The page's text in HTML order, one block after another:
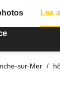
sur-Mer
Les